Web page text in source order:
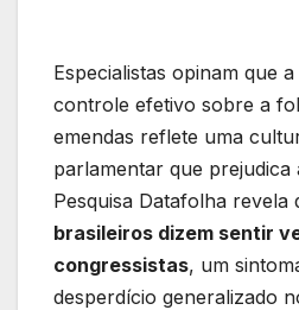
Especialistas opinam que
controle efetivo sobre a
emendas reflete uma
parlamentar que
Pesquisa Datafolha revela
brasileiros dizem sentir
congressistas, um
desperdício generalizado